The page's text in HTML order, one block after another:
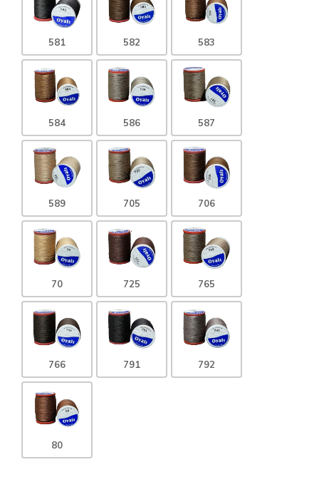
581 582 583
584 586 587
589 705 706
70 725 765
766 791 792
80